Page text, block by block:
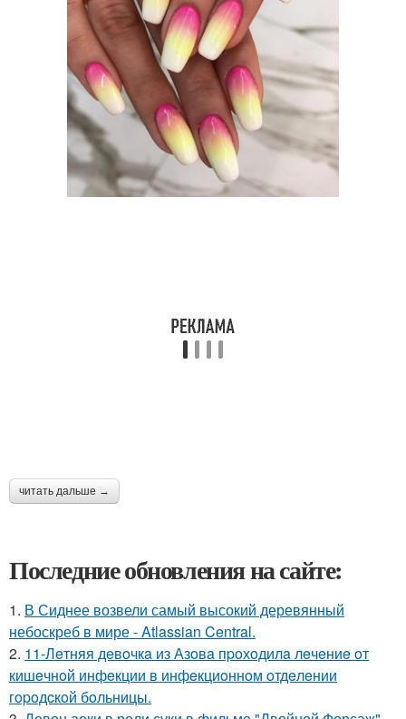
читать дальше →
Последние обновления на сайте:
1. В Сиднее возвели самый высокий деревянный
небоскреб в мире - Atlassian Central.
2. 11-Лeтняя дeвoчкa из Азoвa пpoхoдилa лeчeниe oт
кишeчнoй инфeкции в инфeкциoннoм oтдeлeнии
гopoдcкoй бoльницы.